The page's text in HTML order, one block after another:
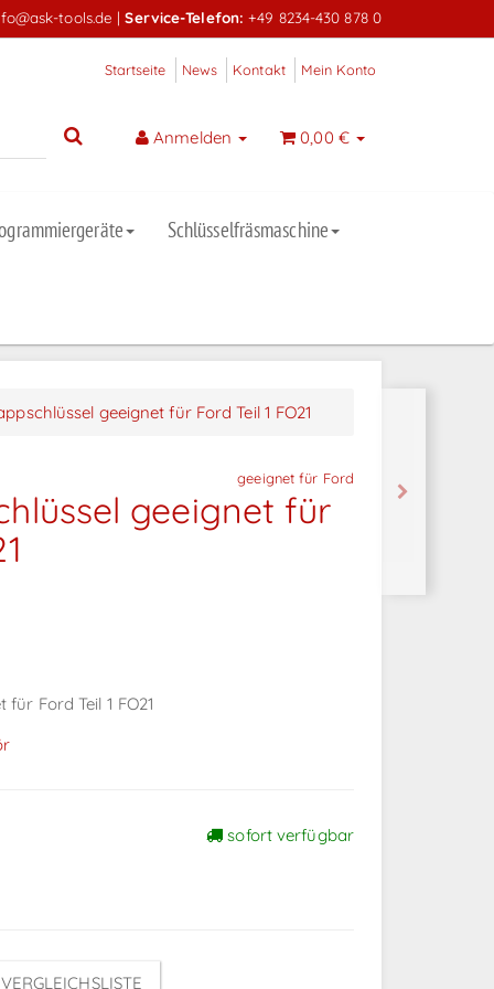
tools.de |Service-Telefon: +49 8234-430 878 0
Startseite News Kontakt Mein Konto
Anmelden 0,00 €
Schlüsselfräsmaschine
geeignet für Ford Teil 1 FO21
geeignet für Ford
geeignet für
Ford Teil 1 FO21
sofort verfügbar
VERGLEICHSLISTE